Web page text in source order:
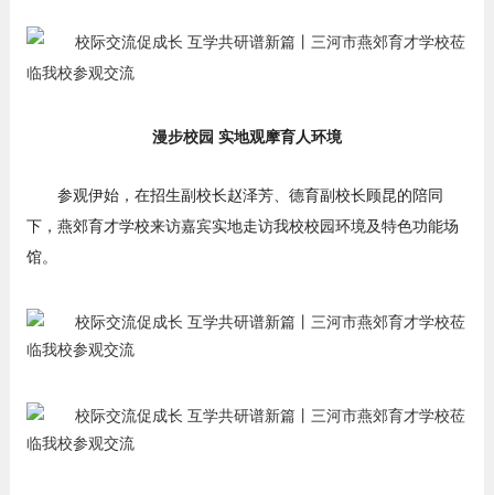
漫步校园 实地观摩育人环境
参观伊始，在招生副校长赵泽芳、德育副校长顾昆的陪同
下，燕郊育才学校来访嘉宾实地走访我校校园环境及特色功能场
馆。